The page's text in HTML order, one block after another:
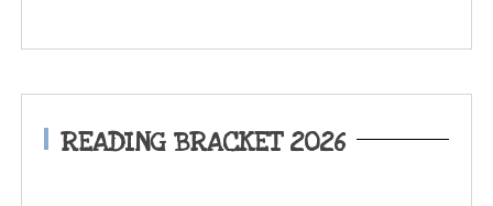
READING BRACKET 2026